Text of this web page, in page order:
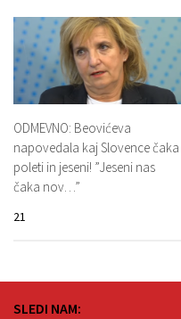
ODMEVNO: Beovićeva
napovedala kaj Slovence čaka
poleti in jeseni! ”Jeseni nas
čaka nov…”
21
SLEDI NAM: